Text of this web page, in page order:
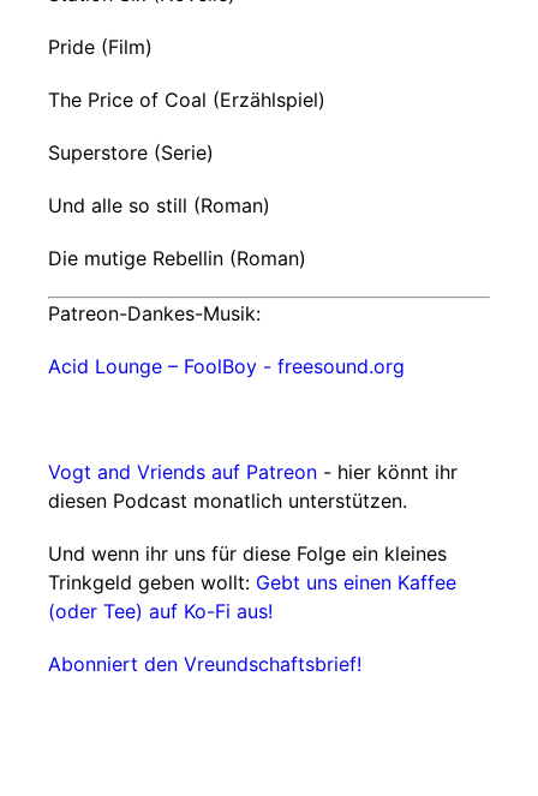
Pride (Film)
The Price of Coal (Erzählspiel)
Superstore (Serie)
Und alle so still (Roman)
Die mutige Rebellin (Roman)
Patreon-Dankes-Musik:
Acid Lounge – FoolBoy - freesound.org
Vogt and Vriends auf Patreon - hier könnt ihr
diesen Podcast monatlich unterstützen.
Und wenn ihr uns für diese Folge ein kleines
Trinkgeld geben wollt: Gebt uns einen Kaffee
(oder Tee) auf Ko-Fi aus!
Abonniert den Vreundschaftsbrief!